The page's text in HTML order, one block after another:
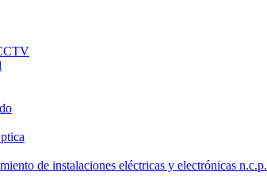
de instalaciones eléctricas y electrónicas n.c.p.